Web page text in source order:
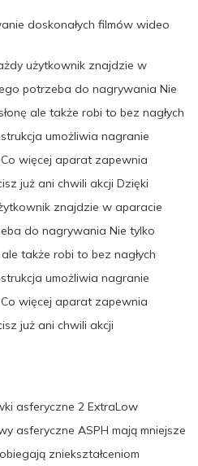
doskonałych filmów wideo
użytkownik znajdzie w
potrzeba do nagrywania Nie
ale także robi to bez nagłych
umożliwia nagranie
więcej aparat zapewnia
już ani chwili akcji Dzięki
znajdzie w aparacie
do nagrywania Nie tylko
także robi to bez nagłych
umożliwia nagranie
więcej aparat zapewnia
już ani chwili akcji
asferyczne 2 ExtraLow
asferyczne ASPH mają mniejsze
zniekształceniom